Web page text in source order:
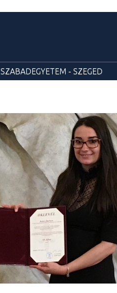
SZABADEGYETEM - SZEGED